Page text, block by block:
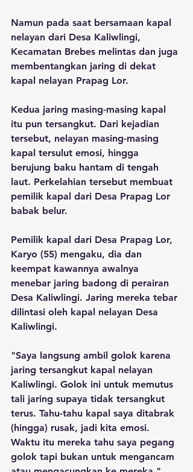
Namun pada saat bersamaan kapal
nelayan dari Desa Kaliwlingi,
Kecamatan Brebes melintas dan juga
membentangkan jaring di dekat
kapal nelayan Prapag Lor.
Kedua jaring masing-masing kapal
itu pun tersangkut. Dari kejadian
tersebut, nelayan masing-masing
kapal tersulut emosi, hingga
berujung baku hantam di tengah
laut. Perkelahian tersebut membuat
pemilik kapal dari Desa Prapag Lor
babak belur.
Pemilik kapal dari Desa Prapag Lor,
Karyo (55) mengaku, dia dan
keempat kawannya awalnya
menebar jaring badong di perairan
Desa Kaliwlingi. Jaring mereka tebar
dilintasi oleh kapal nelayan Desa
Kaliwlingi.
"Saya langsung ambil golok karena
jaring tersangkut kapal nelayan
Kaliwlingi. Golok ini untuk memutus
tali jaring supaya tidak tersangkut
terus. Tahu-tahu kapal saya ditabrak
(hingga) rusak, jadi kita emosi.
Waktu itu mereka tahu saya pegang
golok tapi bukan untuk mengancam